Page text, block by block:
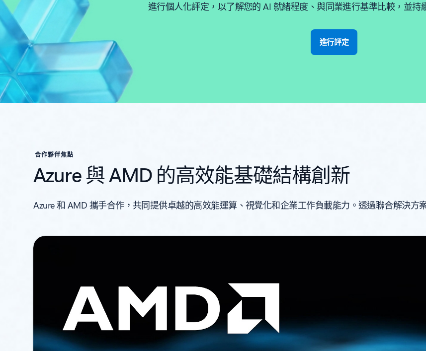
進行個人化評定，以了解您的 AI 就緒程度、與同業進行基準比較，並持
進行評定
合作夥伴焦點
Azure 與 AMD 的高效能基礎結構創新
Azure 和 AMD 攜手合作，共同提供卓越的高效能運算、視覺化和企業工作負載能力。透過聯合解決方